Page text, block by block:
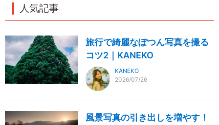
人気記事
旅行で綺麗なぽつん写真を撮る
コツ2｜KANEKO
KANEKO
2026/07/26
風景写真の引き出しを増やす！